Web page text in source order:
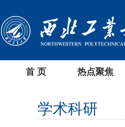
首 页 热点聚焦
学术科研